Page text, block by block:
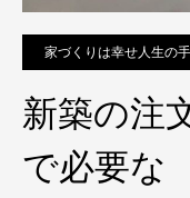
家づくりは幸せ人生の
新築の注
で必要な